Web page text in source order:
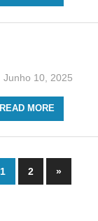
Junho 10, 2025
READ MORE
Paginação
1 2
Next
Posts
»